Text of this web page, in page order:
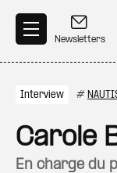
Newsletters
Interview #
Carole
en charge du programme Eurolarge